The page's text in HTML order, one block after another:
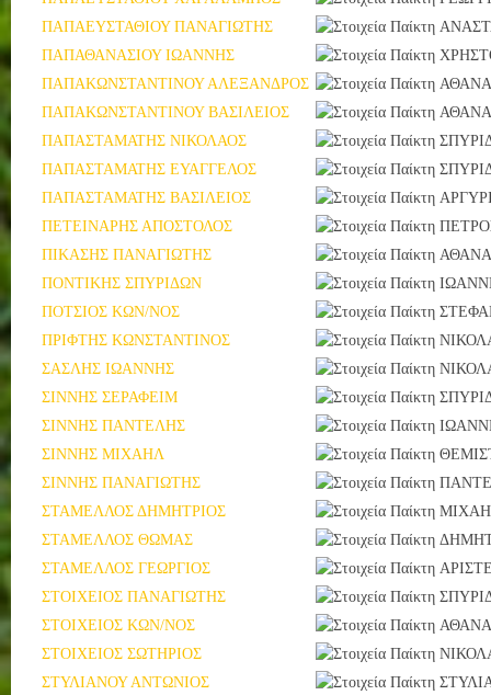
ΠΑΠΑΕΥΣΤΑΘΙΟΥ ΠΑΝΑΓΙΩΤΗΣ
ΠΑΠΑΘΑΝΑΣΙΟΥ ΙΩΑΝΝΗΣ
ΠΑΠΑΚΩΝΣΤΑΝΤΙΝΟΥ ΑΛΕΞΑΝΔΡΟΣ
ΠΑΠΑΚΩΝΣΤΑΝΤΙΝΟΥ ΒΑΣΙΛΕΙΟΣ
ΠΑΠΑΣΤΑΜΑΤΗΣ ΝΙΚΟΛΑΟΣ
ΠΑΠΑΣΤΑΜΑΤΗΣ ΕΥΑΓΓΕΛΟΣ
ΠΑΠΑΣΤΑΜΑΤΗΣ ΒΑΣΙΛΕΙΟΣ
ΠΕΤΕΙΝΑΡΗΣ ΑΠΟΣΤΟΛΟΣ
ΠΙΚΑΣΗΣ ΠΑΝΑΓΙΩΤΗΣ
ΠΟΝΤΙΚΗΣ ΣΠΥΡΙΔΩΝ
ΠΟΤΣΙΟΣ ΚΩΝ/ΝΟΣ
ΠΡΙΦΤΗΣ ΚΩΝΣΤΑΝΤΙΝΟΣ
ΣΑΣΛΗΣ ΙΩΑΝΝΗΣ
ΣΙΝΝΗΣ ΣΕΡΑΦΕΙΜ
ΣΙΝΝΗΣ ΠΑΝΤΕΛΗΣ
ΣΙΝΝΗΣ ΜΙΧΑΗΛ
ΣΙΝΝΗΣ ΠΑΝΑΓΙΩΤΗΣ
ΣΤΑΜΕΛΛΟΣ ΔΗΜΗΤΡΙΟΣ
ΣΤΑΜΕΛΛΟΣ ΘΩΜΑΣ
ΣΤΑΜΕΛΛΟΣ ΓΕΩΡΓΙΟΣ
ΣΤΟΙΧΕΙΟΣ ΠΑΝΑΓΙΩΤΗΣ
ΣΤΟΙΧΕΙΟΣ ΚΩΝ/ΝΟΣ
ΣΤΟΙΧΕΙΟΣ ΣΩΤΗΡΙΟΣ
ΣΤΥΛΙΑΝΟΥ ΑΝΤΩΝΙΟΣ